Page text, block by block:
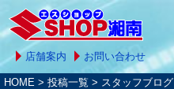
店舗案内 お問い合わせ
HOME > 投稿一覧 > スタッフブログ